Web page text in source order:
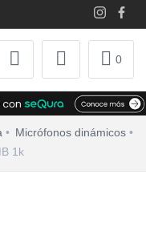
0
Micrófonos dinámicos
1k